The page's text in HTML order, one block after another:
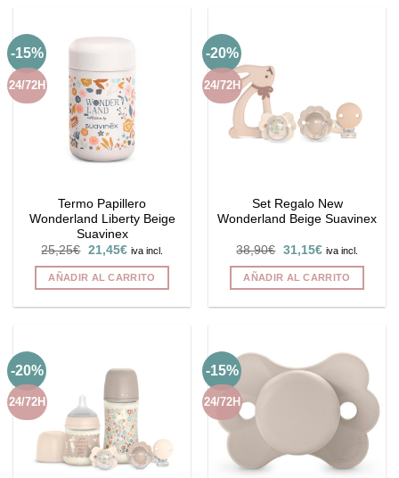
-15%
24/72H
Termo Papillero
Wonderland Liberty Beige
Suavinex
25,25€ El
original
era:
21,45€El
actual
es:
iva incl.
AÑADIR AL CARRITO
-20%
24/72H
Set Regalo New
Wonderland Beige Suavinex
38,90€ El
original
era:
31,15€El
actual
es:
iva incl.
AÑADIR AL CARRITO
-20%
24/72H
-15%
24/72H